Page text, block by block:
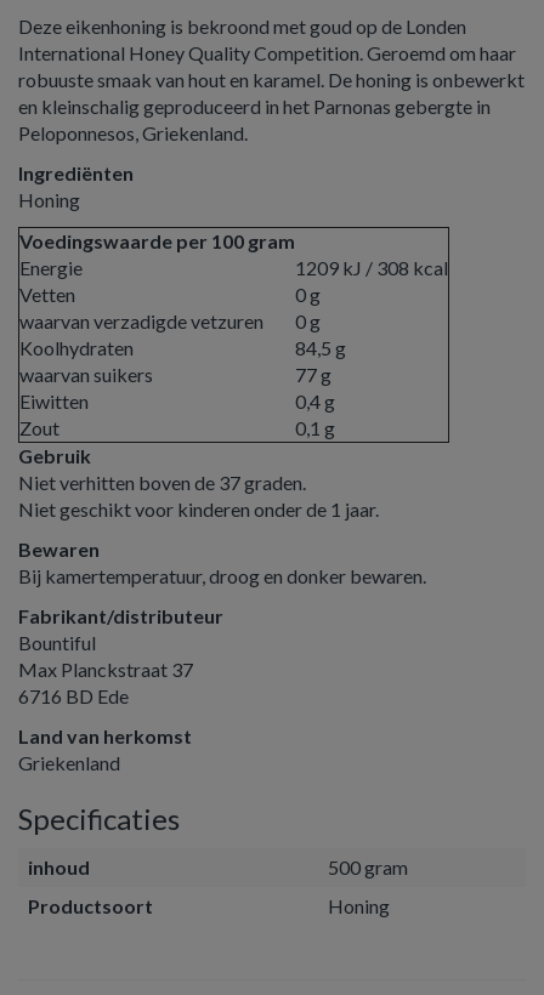
Deze eikenhoning is bekroond met goud op de Londen
International Honey Quality Competition. Geroemd om haar
robuuste smaak van hout en karamel. De honing is onbewerkt
en kleinschalig geproduceerd in het Parnonas gebergte in
Peloponnesos, Griekenland.
Ingrediënten
Honing
Voedingswaarde per 100 gram
Energie
1209 kJ / 308 kcal
Vetten
0 g
waarvan verzadigde vetzuren
0 g
Koolhydraten
84,5 g
waarvan suikers
77 g
Eiwitten
0,4 g
Zout
0,1 g
Gebruik
Niet verhitten boven de 37 graden.
Niet geschikt voor kinderen onder de 1 jaar.
Bewaren
Bij kamertemperatuur, droog en donker bewaren.
Fabrikant/distributeur
Bountiful
Max Planckstraat 37
6716 BD Ede
Land van herkomst
Griekenland
Specificaties
inhoud
500 gram
Productsoort
Honing